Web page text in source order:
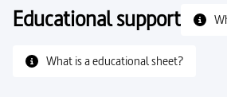
Educational support
What is a educational sheet?